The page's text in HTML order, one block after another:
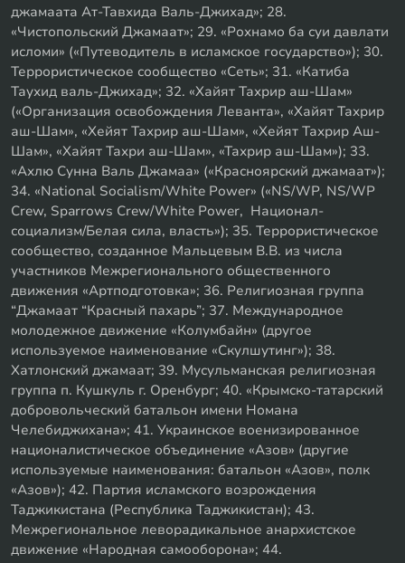
джамаата Ат-Тавхида Валь-Джихад»; 28.
«Чистопольский Джамаат»; 29. «Рохнамо ба суи давлати
исломи» («Путеводитель в исламское государство»); 30.
Террористическое сообщество «Сеть»; 31. «Катиба
Таухид валь-Джихад»; 32. «Хайят Тахрир аш-Шам»
(«Организация освобождения Леванта», «Хайят Тахрир
аш-Шам», «Хейят Тахрир аш-Шам», «Хейят Тахрир Аш-
Шам», «Хайят Тахри аш-Шам», «Тахрир аш-Шам»); 33.
«Ахлю Сунна Валь Джамаа» («Красноярский джамаат»);
34. «National Socialism/White Power» («NS/WP, NS/WP
Crew, Sparrows Crew/White Power, Национал-
социализм/Белая сила, власть»); 35. Террористическое
сообщество, созданное Мальцевым В.В. из числа
участников Межрегионального общественного
движения «Артподготовка»; 36. Религиозная группа
“Джамаат “Красный пахарь”; 37. Международное
молодежное движение «Колумбайн» (другое
используемое наименование «Скулшутинг»); 38.
Хатлонский джамаат; 39. Мусульманская религиозная
группа п. Кушкуль г. Оренбург; 40. «Крымско-татарский
добровольческий батальон имени Номана
Челебиджихана»; 41. Украинское военизированное
националистическое объединение «Азов» (другие
используемые наименования: батальон «Азов», полк
«Азов»); 42. Партия исламского возрождения
Таджикистана (Республика Таджикистан); 43.
Межрегиональное леворадикальное анархистское
движение «Народная самооборона»; 44.